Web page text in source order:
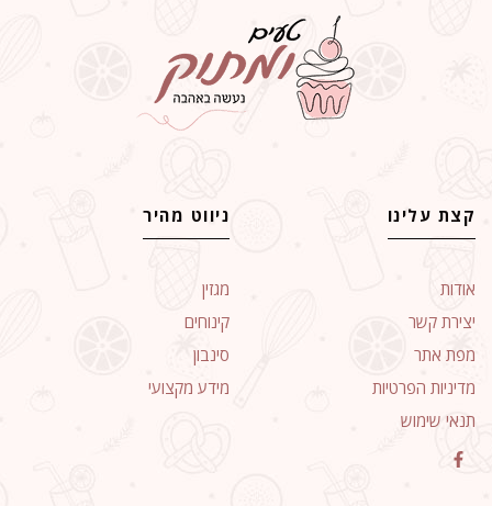
קצת עלינו
אודות
יצירת קשר
מפת אתר
מדיניות הפרטיות
תנאי שימוש
ניווט מהיר
מגזין
קינוחים
סינבון
מידע מקצועי